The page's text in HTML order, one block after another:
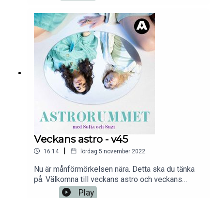
podd frän Aller Media.
Veckans astro - v45
16:14 | lördag 5 november 2022
Nu är månförmörkelsen nära. Detta ska du tänka
på. Välkomna till veckans astro och veckans
snabba!En podd från Aller Media.
Play